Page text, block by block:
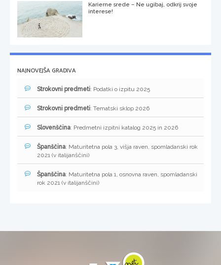
Karierne srede – Ne ugibaj, odkrij svoje
interese!
NAJNOVEJŠA GRADIVA
Strokovni predmeti: Podatki o izpitu 2025
Strokovni predmeti: Tematski sklop 2026
Slovenščina: Predmetni izpitni katalog 2025 in 2026
Španščina: Maturitetna pola 3, višja raven, spomladanski rok
2021 (v italijanščini)
Španščina: Maturitetna pola 1, osnovna raven, spomladanski
rok 2021 (v italijanščini)